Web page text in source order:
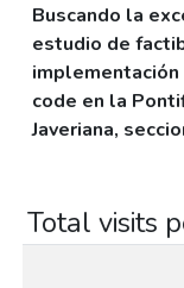
Buscando la
estudio de
code en la
Javeriana,
Total visits